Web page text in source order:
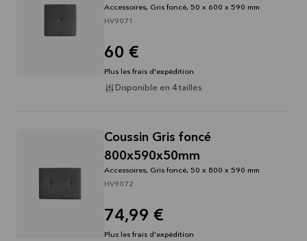
Accessoires, Gris foncé, 50 x 600 x 590 mm
HV9071
60 €
Plus les frais d'expédition
Disponible en 4 tailles
Coussin Gris foncé
800x590x50mm
Accessoires, Gris foncé, 50 x 800 x 590 mm
HV9072
74,99 €
Plus les frais d'expédition